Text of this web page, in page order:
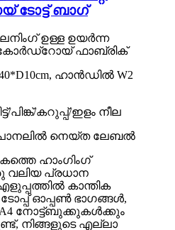
ബാഗ്
ഉള്ള ഉയർന്ന
കോർഡ്റോയ് ഫാബ്രിക്
ഹാൻഡിൽ W2
പിങ്ക്/കറുപ്പ്/ഇളം നീല
നെയ്ത ലേബൽ
ഹാംഗിംഗ്
വലിയ പ്രധാന
എളുപ്പത്തിൽ കാന്തിക
ഓപ്പൺ ഭാഗങ്ങൾ,
A4 നോട്ട്ബുക്കുകൾക്കും
നിങ്ങളുടെ എല്ലാ